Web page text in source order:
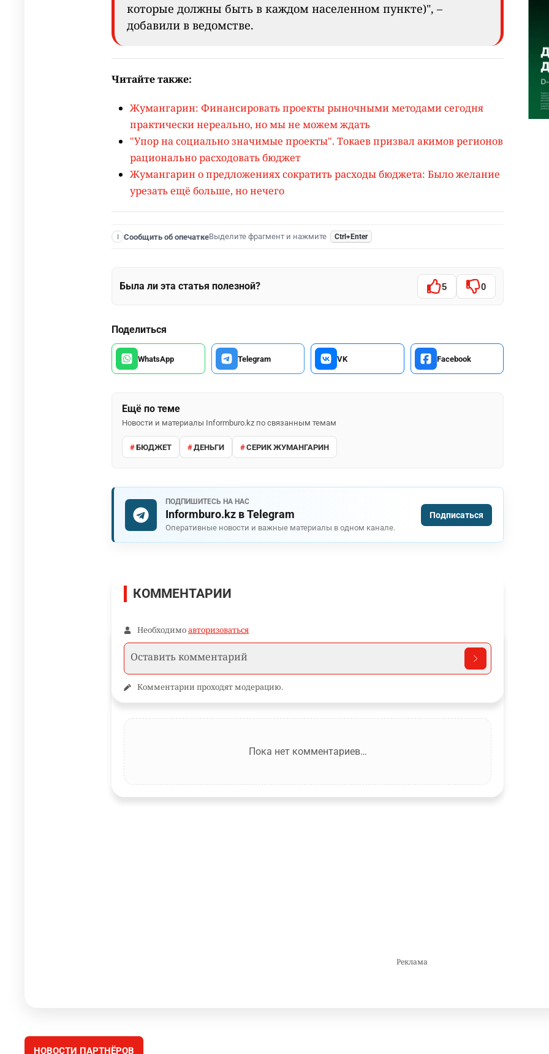
которые должны быть в каждом населенном пункте)", –
добавили в ведомстве.
Читайте также:
Жумангарин: Финансировать проекты рыночными методами сегодня
практически нереально, но мы не можем ждать
"Упор на социально значимые проекты". Токаев призвал акимов регионов
рационально расходовать бюджет
Жумангарин о предложениях сократить расходы бюджета: Было желание
урезать ещё больше, но нечего
I Сообщить об опечаткеВыделите фрагмент и нажмите Ctrl+Enter
Была ли эта статья полезной? 5 0
Поделиться
WhatsApp Telegram VK Facebook
Ещё по теме
Новости и материалы Informburo.kz по связанным темам
БЮДЖЕТ ДЕНЬГИ СЕРИК ЖУМАНГАРИН
ПОДПИШИТЕСЬ НА НАС
Informburo.kz в Telegram
Оперативные новости и важные материалы в одном канале.
Подписаться
КОММЕНТАРИИ
Необходимоавторизоваться
Комментарии проходят модерацию.
Пока нет комментариев…
НОВОСТИ ПАРТНЁРОВ